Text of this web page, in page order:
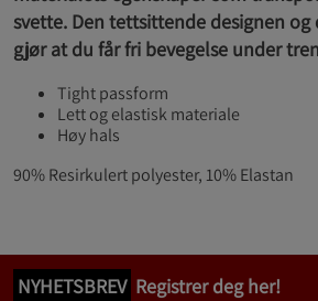
svette. Den tettsittende designen og
gjør at du får fri bevegelse under
Tight passform
Lett og elastisk materiale
Høy hals
90% Resirkulert polyester, 10% Elastan
NYHETSBREV Registrer deg her!